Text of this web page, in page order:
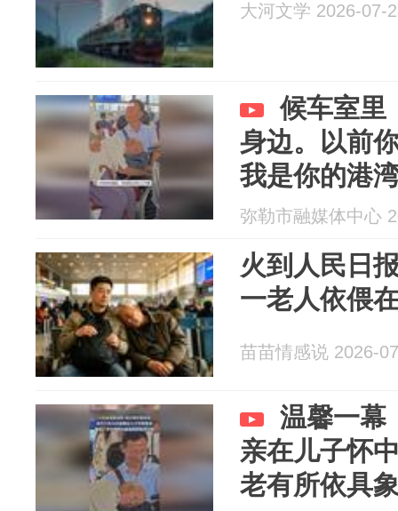
大河文学 2026-07-
候车室里
身边。以前
我是你的港
弥勒市融媒体中心
火到人民日
一老人依偎
苗苗情感说 2026-
温馨一幕
亲在儿子怀
老有所依具